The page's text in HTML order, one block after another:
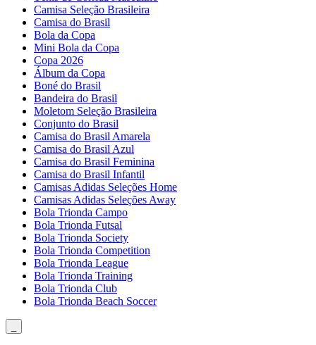
Camisa Seleção Brasileira
Camisa do Brasil
Bola da Copa
Mini Bola da Copa
Copa 2026
Álbum da Copa
Boné do Brasil
Bandeira do Brasil
Moletom Seleção Brasileira
Conjunto do Brasil
Camisa do Brasil Amarela
Camisa do Brasil Azul
Camisa do Brasil Feminina
Camisa do Brasil Infantil
Camisas Adidas Seleções Home
Camisas Adidas Seleções Away
Bola Trionda Campo
Bola Trionda Futsal
Bola Trionda Society
Bola Trionda Competition
Bola Trionda League
Bola Trionda Training
Bola Trionda Club
Bola Trionda Beach Soccer